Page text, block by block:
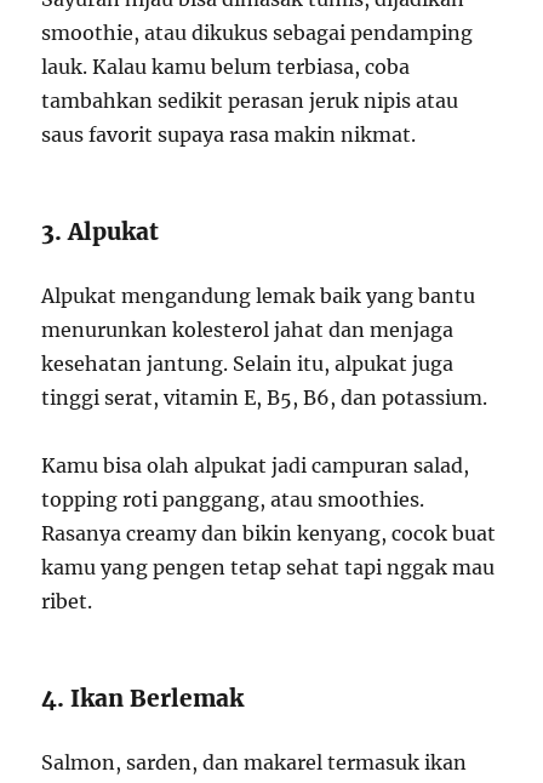
smoothie, atau dikukus sebagai pendamping
lauk. Kalau kamu belum terbiasa, coba
tambahkan sedikit perasan jeruk nipis atau
saus favorit supaya rasa makin nikmat.
3. Alpukat
Alpukat mengandung lemak baik yang bantu
menurunkan kolesterol jahat dan menjaga
kesehatan jantung. Selain itu, alpukat juga
tinggi serat, vitamin E, B5, B6, dan potassium.
Kamu bisa olah alpukat jadi campuran salad,
topping roti panggang, atau smoothies.
Rasanya creamy dan bikin kenyang, cocok buat
kamu yang pengen tetap sehat tapi nggak mau
ribet.
4. Ikan Berlemak
Salmon, sarden, dan makarel termasuk ikan